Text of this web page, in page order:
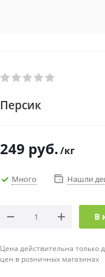
Персик
249 руб./кг
Много Нашли
В
Цена действительна только
цен в розничных магазинах